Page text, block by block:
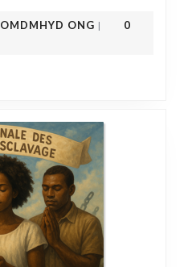
OMDMHYD ONG |
0